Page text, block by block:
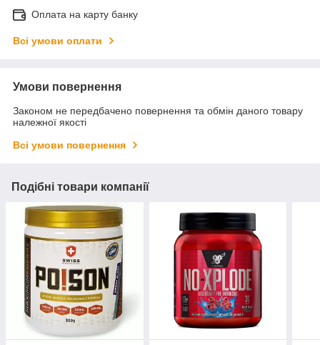
Оплата на карту банку
Всі умови оплати
Умови повернення
Законом не передбачено повернення та обмін даного товару
належної якості
Всі умови повернення
Подібні товари компанії